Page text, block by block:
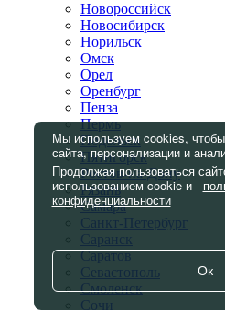
Новороссийск
Новосибирск
Норильск
Омск
Орел
Оренбург
Пенза
Пермь
Подольск
Пятигорск
Ростов-на-Дону
Рязань
Самара
Санкт-Петербург
Саранск
Саратов
Севастополь
Смоленск
Сочи
Мы используем cookies,
сайта, персонализации и
Продолжая пользоваться
использованием cookie и
конфиденциальности
Ок